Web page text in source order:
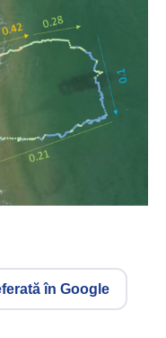
în Google